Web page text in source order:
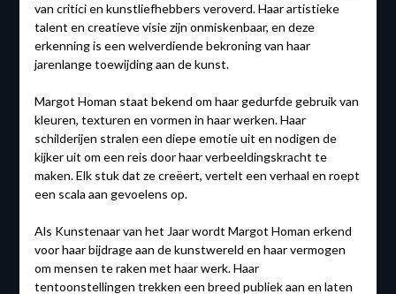
van critici en kunstliefhebbers veroverd. Haar artistieke
talent en creatieve visie zijn onmiskenbaar, en deze
erkenning is een welverdiende bekroning van haar
jarenlange toewijding aan de kunst.
Margot Homan staat bekend om haar gedurfde gebruik van
kleuren, texturen en vormen in haar werken. Haar
schilderijen stralen een diepe emotie uit en nodigen de
kijker uit om een reis door haar verbeeldingskracht te
maken. Elk stuk dat ze creëert, vertelt een verhaal en roept
een scala aan gevoelens op.
Als Kunstenaar van het Jaar wordt Margot Homan erkend
voor haar bijdrage aan de kunstwereld en haar vermogen
om mensen te raken met haar werk. Haar
tentoonstellingen trekken een breed publiek aan en laten